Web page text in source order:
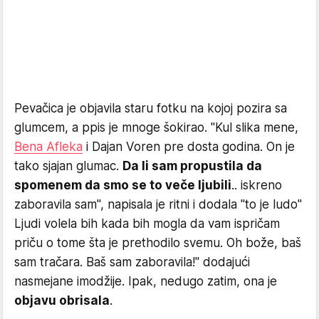
Pevačica je objavila staru fotku na kojoj pozira sa
glumcem, a ppis je mnoge šokirao. "Kul slika mene,
Bena Afleka i Dajan Voren pre dosta godina. On je
tako sjajan glumac. Da li sam propustila da
spomenem da smo se to veče ljubili.. iskreno
zaboravila sam", napisala je ritni i dodala "to je ludo"
Ljudi volela bih kada bih mogla da vam ispričam
priču o tome šta je prethodilo svemu. Oh bože, baš
sam tračara. Baš sam zaboravila!" dodajući
nasmejane imodžije. Ipak, nedugo zatim, ona je
objavu obrisala.